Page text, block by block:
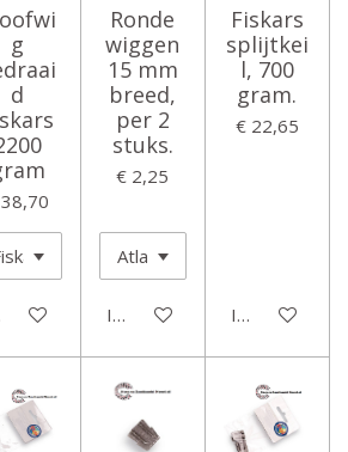
g
d
Ronde
wiggen
15 mm
breed,
per 2
stuks.
€ 2,25
In winkelwagen
Fiskars
splijtkei
l, 700
gram.
€ 22,65
In